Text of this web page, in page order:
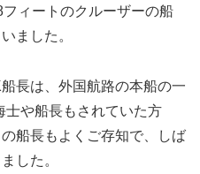
ィートのクルーザーの船
ました。
長は、外国航路の本船の一
士や船長もされていた方
船長もよくご存知で、しば
した。